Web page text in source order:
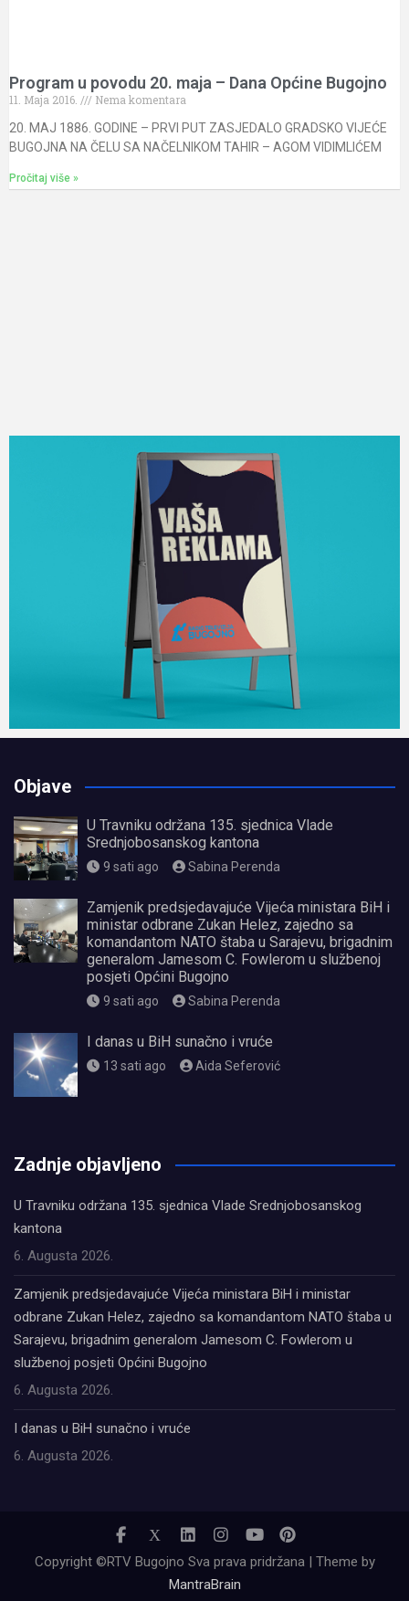
Program u povodu 20. maja – Dana Općine Bugojno
11. Maja 2016.
Nema komentara
20. MAJ 1886. GODINE – PRVI PUT ZASJEDALO GRADSKO VIJEĆE
BUGOJNA NA ČELU SA NAČELNIKOM TAHIR – AGOM VIDIMLIĆEM
Pročitaj više »
Objave
U Travniku održana 135. sjednica Vlade
Srednjobosanskog kantona
9 sati ago Sabina Perenda
Zamjenik predsjedavajuće Vijeća ministara BiH i
ministar odbrane Zukan Helez, zajedno sa
komandantom NATO štaba u Sarajevu, brigadnim
generalom Jamesom C. Fowlerom u službenoj
posjeti Općini Bugojno
9 sati ago Sabina Perenda
I danas u BiH sunačno i vruće
13 sati ago Aida Seferović
Zadnje objavljeno
U Travniku održana 135. sjednica Vlade Srednjobosanskog
kantona
6. Augusta 2026.
Zamjenik predsjedavajuće Vijeća ministara BiH i ministar
odbrane Zukan Helez, zajedno sa komandantom NATO štaba u
Sarajevu, brigadnim generalom Jamesom C. Fowlerom u
službenoj posjeti Općini Bugojno
6. Augusta 2026.
I danas u BiH sunačno i vruće
6. Augusta 2026.
Copyright ©RTV Bugojno Sva prava pridržana | Theme by
MantraBrain